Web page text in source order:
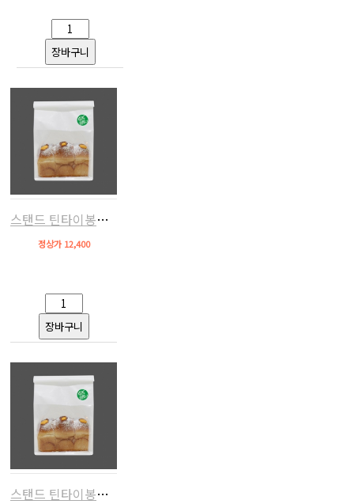
스탠드 틴타이봉투160(화이트,50장)
정상가 12,400
스탠드 틴타이봉투160(화이트,10장)